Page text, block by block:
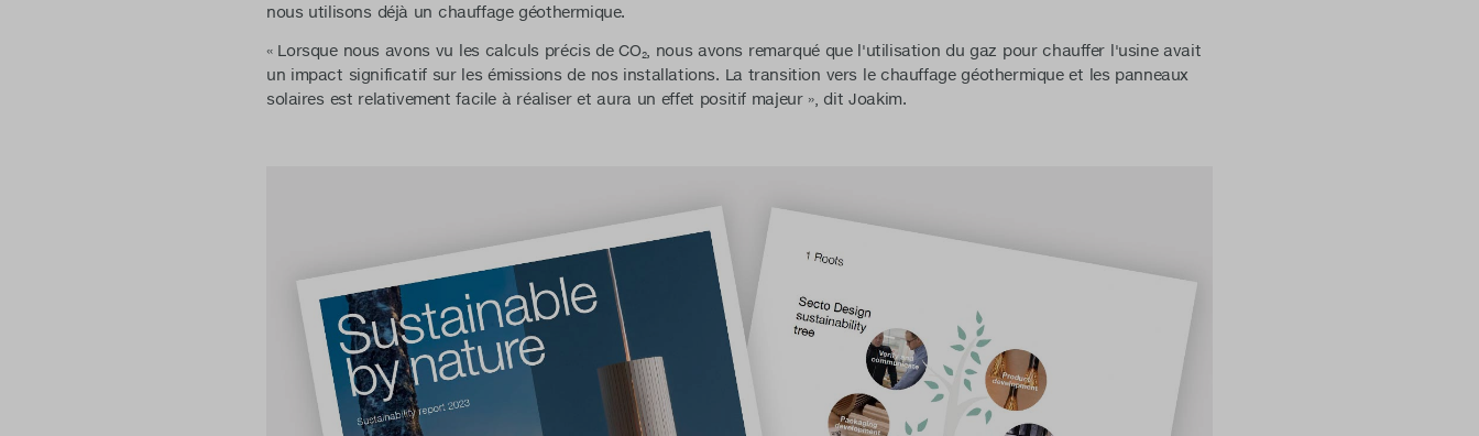
nous utilisons déjà un chauffage géothermique.
« Lorsque nous avons vu les calculs précis de CO₂, nous avons remarqué que l'utilisation du gaz pour chauffer l'usine avait
un impact significatif sur les émissions de nos installations. La transition vers le chauffage géothermique et les panneaux
solaires est relativement facile à réaliser et aura un effet positif majeur », dit Joakim.